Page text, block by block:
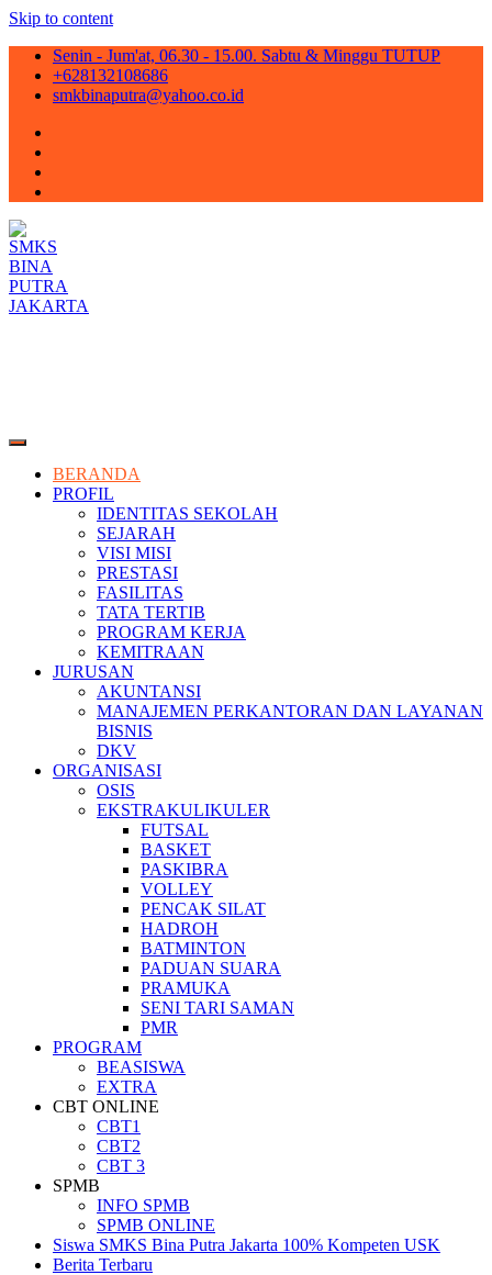
Skip to content
Senin - Jum'at, 06.30 - 15.00. Sabtu & Minggu TUTUP
+628132108686
smkbinaputra@yahoo.co.id
BERANDA
PROFIL
IDENTITAS SEKOLAH
SEJARAH
VISI MISI
PRESTASI
FASILITAS
TATA TERTIB
PROGRAM KERJA
KEMITRAAN
JURUSAN
AKUNTANSI
MANAJEMEN PERKANTORAN DAN LAYANAN
BISNIS
DKV
ORGANISASI
OSIS
EKSTRAKULIKULER
FUTSAL
BASKET
PASKIBRA
VOLLEY
PENCAK SILAT
HADROH
BATMINTON
PADUAN SUARA
PRAMUKA
SENI TARI SAMAN
PMR
PROGRAM
BEASISWA
EXTRA
CBT ONLINE
CBT1
CBT2
CBT 3
SPMB
INFO SPMB
SPMB ONLINE
Siswa SMKS Bina Putra Jakarta 100% Kompeten USK
Berita Terbaru